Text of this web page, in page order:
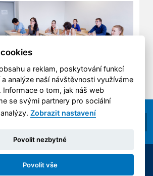
FS | All rights reserved |
a reklam, poskytování funkcí
analýze naší návštěvnosti využíváme
Informace o tom, jak náš web
se svými partnery pro sociální
analýzy.Zobrazit nastavení
Povolit nezbytné
Povolit vše